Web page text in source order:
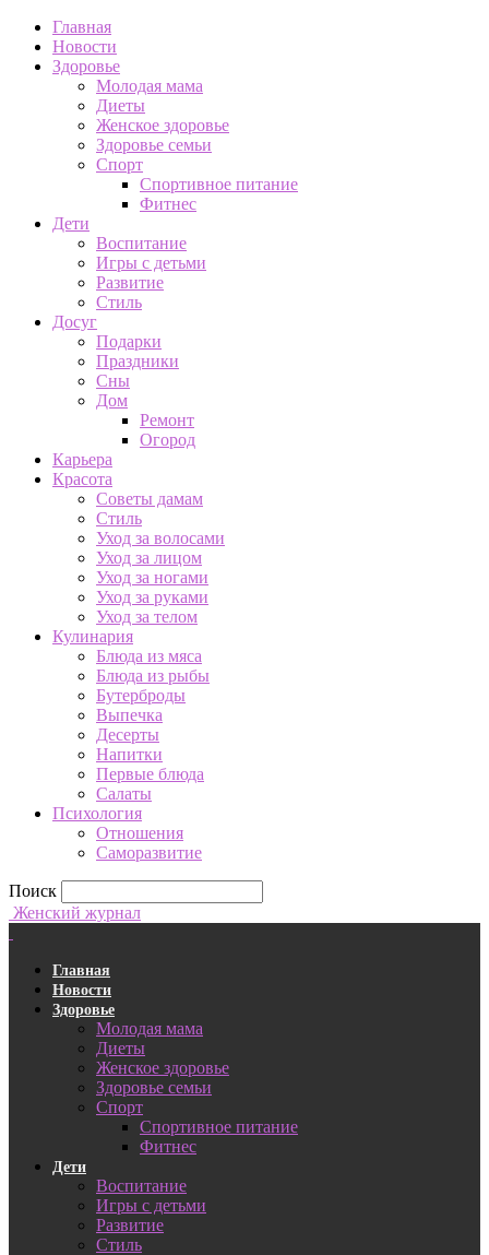
Главная
Новости
Здоровье
Молодая мама
Диеты
Женское здоровье
Здоровье семьи
Спорт
Спортивное питание
Фитнес
Дети
Воспитание
Игры с детьми
Развитие
Стиль
Досуг
Подарки
Праздники
Сны
Дом
Ремонт
Огород
Карьера
Красота
Советы дамам
Стиль
Уход за волосами
Уход за лицом
Уход за ногами
Уход за руками
Уход за телом
Кулинария
Блюда из мяса
Блюда из рыбы
Бутерброды
Выпечка
Десерты
Напитки
Первые блюда
Салаты
Психология
Отношения
Саморазвитие
Поиск
Женский журнал
Главная
Новости
Здоровье
Молодая мама
Диеты
Женское здоровье
Здоровье семьи
Спорт
Спортивное питание
Фитнес
Дети
Воспитание
Игры с детьми
Развитие
Стиль